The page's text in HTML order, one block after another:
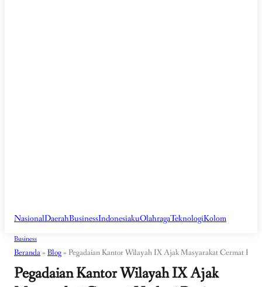
NasionalDaerahBusinessIndonesiakuOlahragaTeknologiKolom
Business
Beranda » Blog » Pegadaian Kantor Wilayah IX Ajak Masyarakat Cermat
Pegadaian Kantor Wilayah IX Ajak